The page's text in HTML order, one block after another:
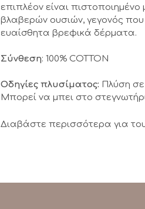
επιπλέον είναι
βλαβερών ουσιών, γεγονός
ευαίσθητα βρεφικά δέρματα.
Σύνθεση: 100% COTTON
Οδηγίες πλυσίματος: Πλύση
Μπορεί να μπει στο
Διαβάστε περισσότερα για